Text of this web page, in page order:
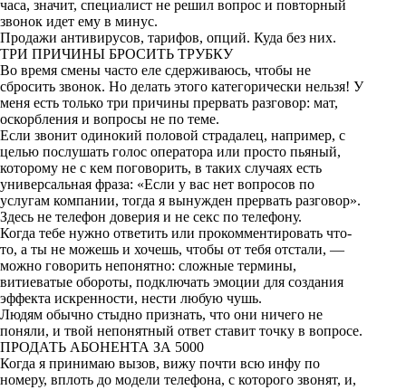
часа, значит, специалист не решил вопрос и повторный
звонок идет ему в минус.
Продажи антивирусов, тарифов, опций. Куда без них.
ТРИ ПРИЧИНЫ БРОСИТЬ ТРУБКУ
Во время смены часто еле сдерживаюсь, чтобы не
сбросить звонок. Но делать этого категорически нельзя! У
меня есть только три причины прервать разговор: мат,
оскорбления и вопросы не по теме.
Если звонит одинокий половой страдалец, например, с
целью послушать голос оператора или просто пьяный,
которому не с кем поговорить, в таких случаях есть
универсальная фраза: «Если у вас нет вопросов по
услугам компании, тогда я вынужден прервать разговор».
Здесь не телефон доверия и не секс по телефону.
Когда тебе нужно ответить или прокомментировать что-
то, а ты не можешь и хочешь, чтобы от тебя отстали, —
можно говорить непонятно: сложные термины,
витиеватые обороты, подключать эмоции для создания
эффекта искренности, нести любую чушь.
Людям обычно стыдно признать, что они ничего не
поняли, и твой непонятный ответ ставит точку в вопросе.
ПРОДАТЬ АБОНЕНТА ЗА 5000
Когда я принимаю вызов, вижу почти всю инфу по
номеру, вплоть до модели телефона, с которого звонят, и,